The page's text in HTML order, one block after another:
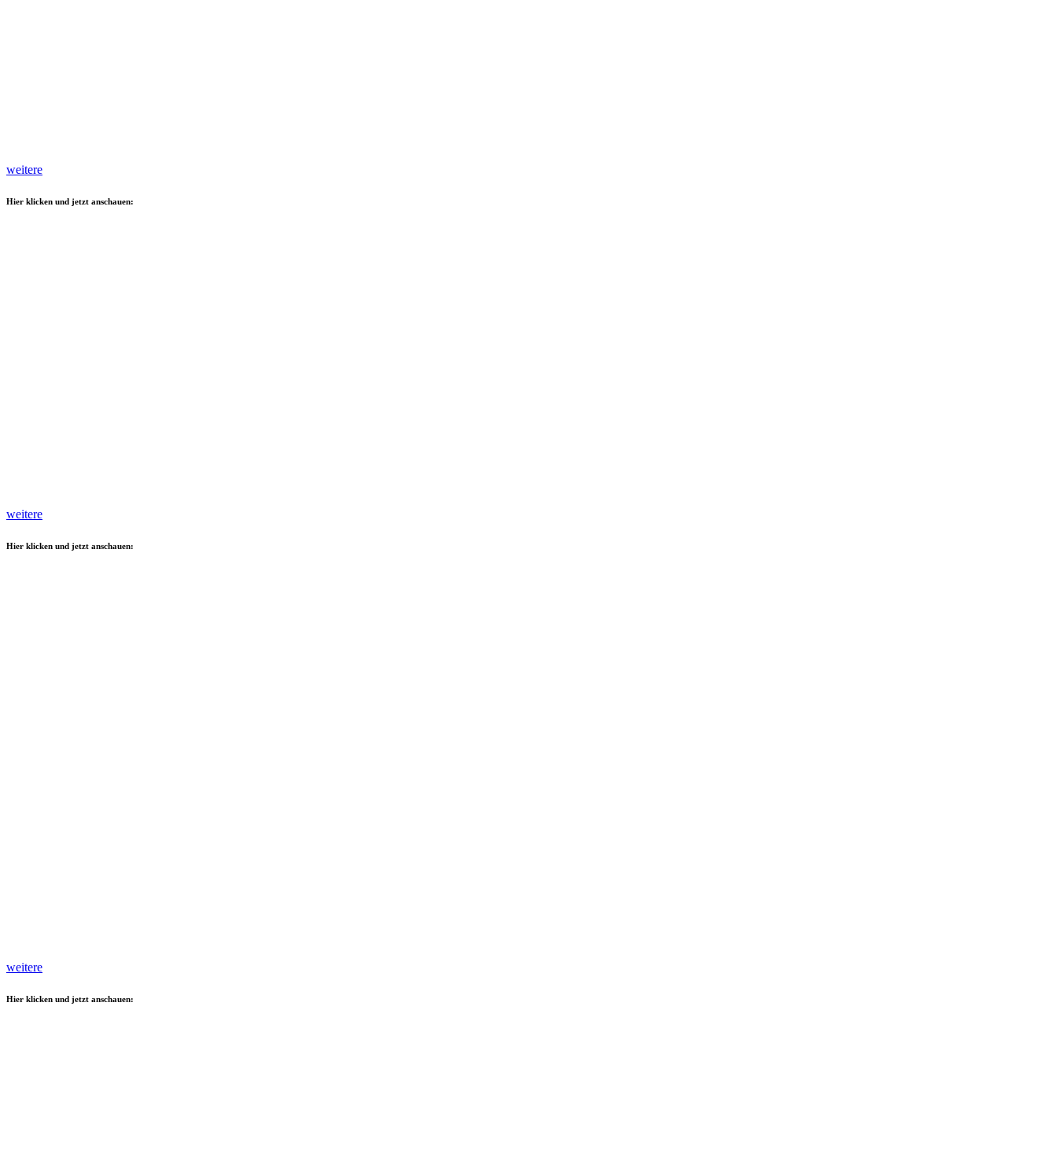
weitere
Hier klicken und jetzt anschauen:
weitere
Hier klicken und jetzt anschauen:
weitere
Hier klicken und jetzt anschauen: